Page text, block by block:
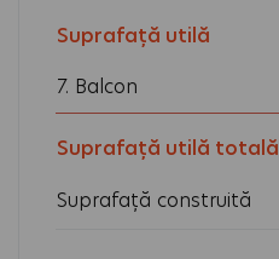
Suprafață utilă
7. Balcon
Suprafață utilă totală
Suprafață construită